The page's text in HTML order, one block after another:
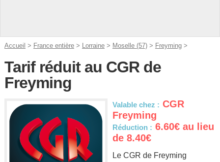
Accueil > France entière> Lorraine> Moselle (57)> Freyming>
Tarif réduit au CGR de
Freyming
Valable chez : CGR
Freyming
Réduction : 6.60€ au lieu
de 8.40€
Le CGR de Freyming